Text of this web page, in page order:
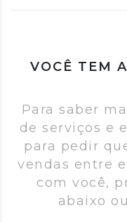
VOCÊ TEM
Para saber
de serviços e
para pedir
vendas entre
com você,
abaixo